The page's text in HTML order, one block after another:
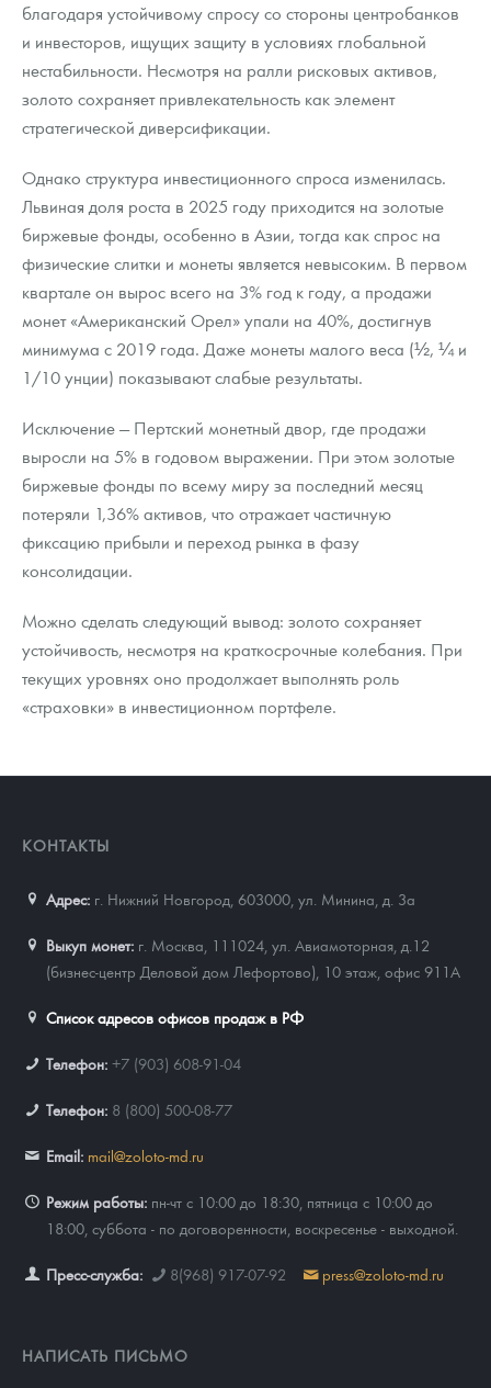
Наборы подарочных и коллекционных монет
Монеты и жетоны из недрагоценных металлов
Книги по нумизматике
благодаря устойчивому спросу со стороны центробанков
и инвесторов, ищущих защиту в условиях глобальной
нестабильности. Несмотря на ралли рисковых активов,
золото сохраняет привлекательность как элемент
стратегической диверсификации.
Однако структура инвестиционного спроса изменилась.
Львиная доля роста в 2025 году приходится на золотые
биржевые фонды, особенно в Азии, тогда как спрос на
физические слитки и монеты является невысоким. В первом
квартале он вырос всего на 3% год к году, а продажи
монет «Американский Орел» упали на 40%, достигнув
минимума с 2019 года. Даже монеты малого веса (½, ¼ и
1/10 унции) показывают слабые результаты.
Исключение — Пертский монетный двор, где продажи
выросли на 5% в годовом выражении. При этом золотые
биржевые фонды по всему миру за последний месяц
потеряли 1,36% активов, что отражает частичную
фиксацию прибыли и переход рынка в фазу
консолидации.
Можно сделать следующий вывод: золото сохраняет
устойчивость, несмотря на краткосрочные колебания. При
текущих уровнях оно продолжает выполнять роль
«страховки» в инвестиционном портфеле.
КОНТАКТЫ
Адрес: г. Нижний Новгород, 603000 ул. Минина, д. 3а
Выкуп монет: г. Москва, 111024, ул. Авиамоторная, д.12
(бизнес-центр Деловой дом Лефортово), 10 этаж, офис 911А
Список адресов офисов продаж в РФ
Телефон: +7 (903) 608-91-04
Телефон: 8 (800) 500-08-77
Email: mail@zoloto-md.ru
Режим работы: пн-чт с 10:00 до 18:30, пятница с 10:00 до
18:00, суббота - по договоренности, воскресенье - выходной.
Пресс-служба: 8(968) 917-07-92 press@zoloto-md.ru
НАПИСАТЬ ПИСЬМО